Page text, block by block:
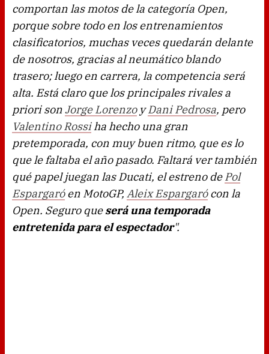
comportan las motos de la categoría Open,
porque sobre todo en los entrenamientos
clasificatorios, muchas veces quedarán delante
de nosotros, gracias al neumático blando
trasero; luego en carrera, la competencia será
alta. Está claro que los principales rivales a
priori sonJorge LorenzoyDani Pedrosa, pero
Valentino Rossiha hecho una gran
pretemporada, con muy buen ritmo, que es lo
que le faltaba el año pasado. Faltará ver también
qué papel juegan las Ducati, el estreno dePol
Espargaróen MotoGP, Aleix Espargarócon la
Open. Seguro queserá una temporada
entretenida para el espectador".